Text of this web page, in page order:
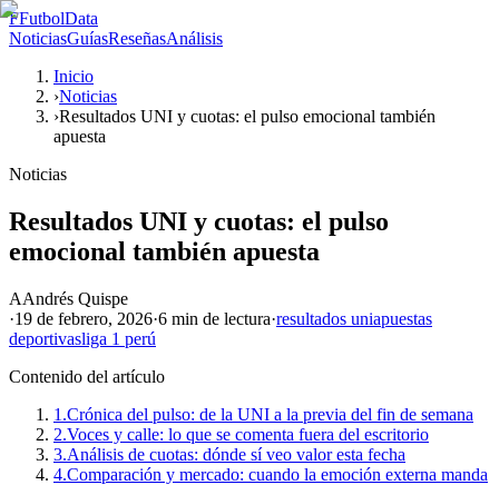
FFutbolData
NoticiasGuíasReseñasAnálisis
Inicio
›Noticias
›Resultados UNI y cuotas: el pulso emocional también
apuesta
Noticias
Resultados UNI y cuotas: el pulso
emocional también apuesta
AAndrés Quispe
·19 de febrero, 2026·6 min de lectura·resultados uniapuestas
deportivasliga 1 perú
Contenido del artículo
1.Crónica del pulso: de la UNI a la previa del fin de semana
2.Voces y calle: lo que se comenta fuera del escritorio
3.Análisis de cuotas: dónde sí veo valor esta fecha
4.Comparación y mercado: cuando la emoción externa manda